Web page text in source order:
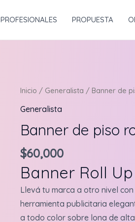
PROFESIONALES PROPUESTA
Inicio / Generalista / Banner de
Generalista
Banner de piso
$60,000
Banner Roll
Llevá tu marca a otro nivel
herramienta publicitaria
a todo color sobre lona de